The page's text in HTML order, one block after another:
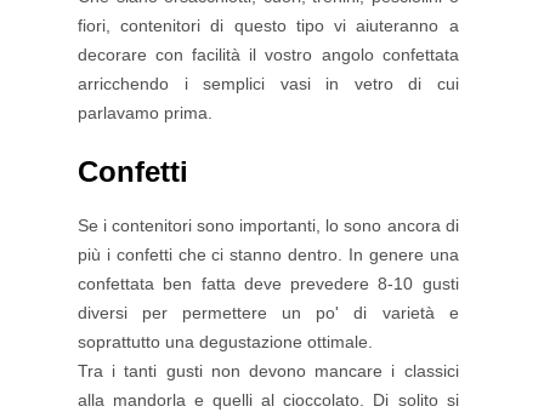
fiori, contenitori di questo tipo vi aiuteranno a
decorare con facilità il vostro angolo confettata
arricchendo i semplici vasi in vetro di cui
parlavamo prima.
Confetti
Se i contenitori sono importanti, lo sono ancora di
più i confetti che ci stanno dentro. In genere una
confettata ben fatta deve prevedere 8-10 gusti
diversi per permettere un po' di varietà e
soprattutto una degustazione ottimale.
Tra i tanti gusti non devono mancare i classici
alla mandorla e quelli al cioccolato. Di solito si